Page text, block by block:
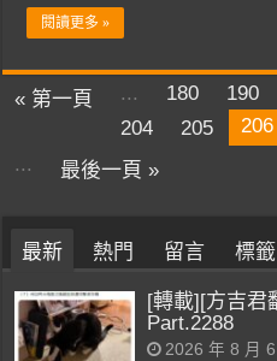
閱讀更多 »
« 第一頁 ... 180 190
204
205 206
...
最後一頁 »
最新 熱門 留言 標籤
[轉載][方吉君
Part.2288
2026 年 8 月 6